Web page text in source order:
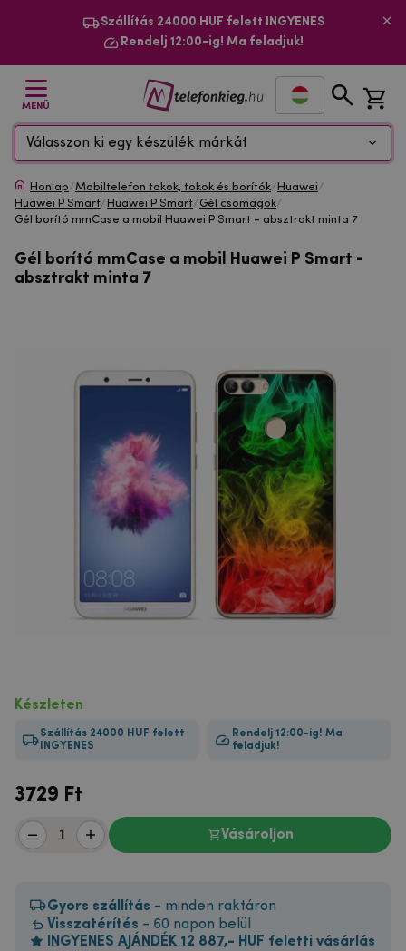
Szállítás 24000 HUF felett INGYENES
Rendelj 12:00-ig! Ma feladjuk!
MENÜ
Válasszon ki egy készülék márkát
Honlap/Mobiltelefon tokok, tokok és borítók/ Huawei/
Huawei P Smart/ Huawei P Smart/Gél csomagok/
Gél borító mmCase a mobil Huawei P Smart - absztrakt minta 7
Gél borító mmCase a mobil Huawei P Smart -
absztrakt minta 7
Készleten
Szállítás 24000 HUF felett
INGYENES
Rendelj 12:00-ig! Ma
feladjuk!
3729 Ft
Vásároljon
Gyors szállítás - minden raktáron
Visszatérítés - 60 napon belül
INGYENES AJÁNDÉK 12 887,- HUF feletti vásárlás